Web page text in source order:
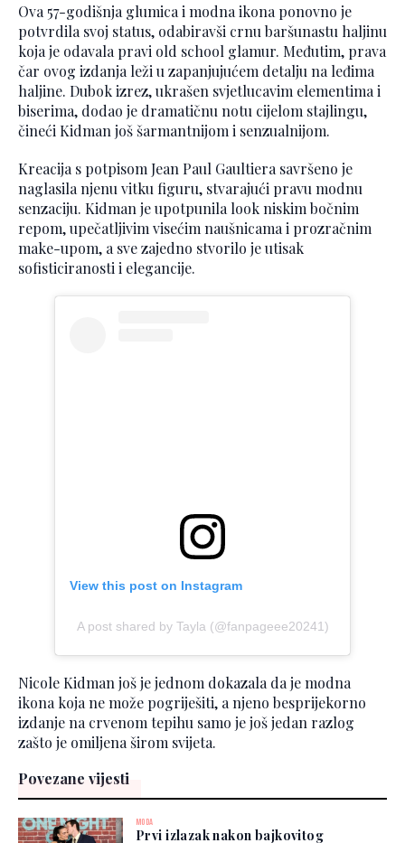
Ova 57-godišnja glumica i modna ikona ponovno je
potvrdila svoj status, odabiravši crnu baršunastu haljinu
koja je odavala pravi old school glamur. Međutim, prava
čar ovog izdanja leži u zapanjujućem detalju na leđima
haljine. Dubok izrez, ukrašen svjetlucavim elementima i
biserima, dodao je dramatičnu notu cijelom stajlingu,
čineći Kidman još šarmantnijom i senzualnijom.
Kreacija s potpisom Jean Paul Gaultiera savršeno je
naglasila njenu vitku figuru, stvarajući pravu modnu
senzaciju. Kidman je upotpunila look niskim bočnim
repom, upečatljivim visećim naušnicama i prozračnim
make-upom, a sve zajedno stvorilo je utisak
sofisticiranosti i elegancije.
View this post on Instagram
A post shared by Tayla (@fanpageee20241)
Nicole Kidman još je jednom dokazala da je modna
ikona koja ne može pogriješiti, a njeno besprijekorno
izdanje na crvenom tepihu samo je još jedan razlog
zašto je omiljena širom svijeta.
Povezane vijesti
MODA
Prvi izlazak nakon bajkovitog